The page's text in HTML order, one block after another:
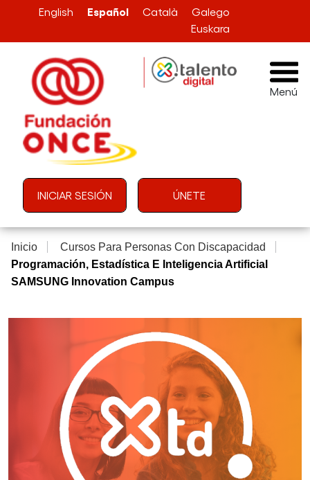
Pasar al contenido principal
English Español Català
Galego
Euskara
Menú
Menú de cuenta de usuario
INICIAR SESIÓN ÚNETE
Inicio
Cursos Para Personas Con Discapacidad
Programación, Estadística E Inteligencia Artificial
SAMSUNG Innovation Campus